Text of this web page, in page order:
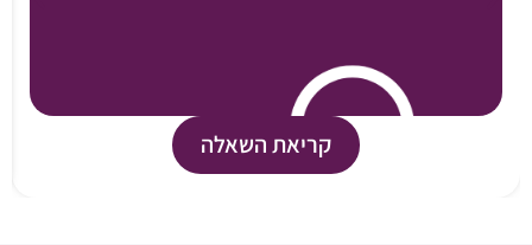
קריאת השאלה